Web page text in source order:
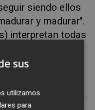
siendo ellos
y madurar".
interpretan todas
más grandes.
sus
utilizamos
para